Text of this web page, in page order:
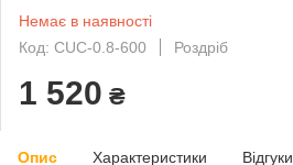
Немає в наявності
Код: CUC-0.8-600
Роздріб
1 520 ₴
Опис Характеристики